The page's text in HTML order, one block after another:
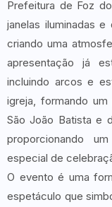
Prefeitura de Foz
janelas iluminadas
criando uma
apresentação já
incluindo arcos e
igreja, formando
São João Batista e
proporcionando
especial de
O evento é uma
espetáculo que